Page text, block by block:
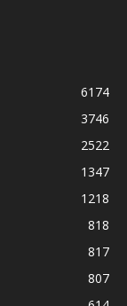
6174
3746
2522
1347
1218
818
817
807